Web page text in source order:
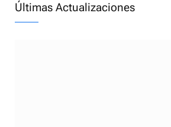
Últimas Actualizaciones